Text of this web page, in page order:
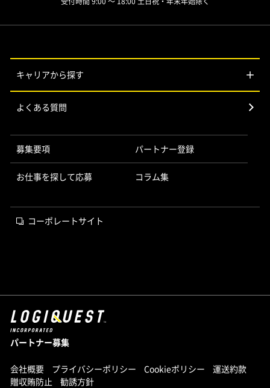
キャリアから探す
よくある質問
募集要項 パートナー登録
お仕事を探して応募 コラム集
コーポレートサイト
パートナー募集
会社概要 プライバシーポリシー Cookieポリシー
運送約款
贈収賄防止
勧誘方針